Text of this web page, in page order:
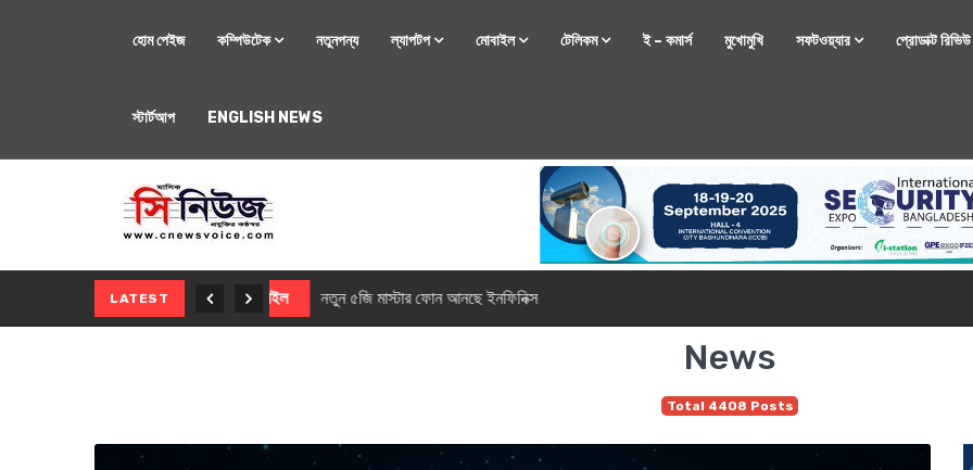
হোম পেইজ কম্পিউটেক নতুনপন্য ল্যাপটপ মোবাইল টেলিকম ই – কমার্স মুখোমুখি সফটওয়্যার প্রোডাক্ট রিভিউ
স্টার্টআপ ENGLISH NEWS
LATEST মোবাইল নতুন সি-সিরিজ স্মার্টফোন নিয়ে আসছে রিয়েলমি
News
Total 4408 Posts